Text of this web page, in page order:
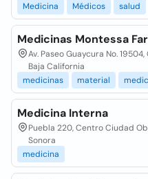
Medicina
Médicos salud
Medicinas Montessa
Av. Paseo Guaycura No.
Baja California
medicinas
material
Medicina Interna
Puebla 220, Centro Ciudad
Sonora
medicina